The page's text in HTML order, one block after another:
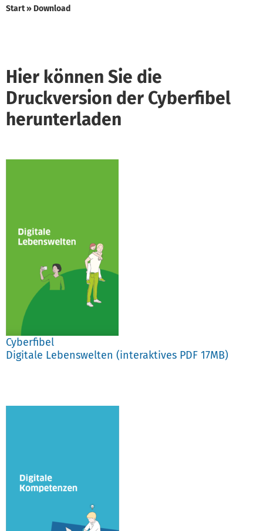
Start» Download
Hier können Sie die
Druckversion der Cyberfibel
herunterladen
Cyberfibel
Digitale Lebenswelten (interaktives PDF 17MB)